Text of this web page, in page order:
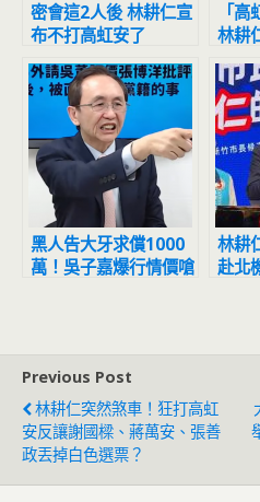
密會這2人後 林耕仁宣
布不打高虹安了
「
林耕
共識
壓
黑人告大牙求償1000
萬！吳子嘉爆行情價嗆
林耕
赴北
Previous Post
林耕仁突然煞車！狂打高虹
安反讓謝國樑、蔣萬安、張善
政丟掉白色選票？